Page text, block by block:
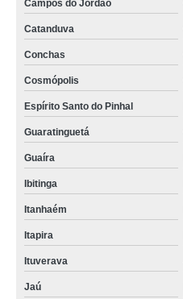
Campos do Jordão
Catanduva
Conchas
Cosmópolis
Espírito Santo do Pinhal
Guaratinguetá
Guaíra
Ibitinga
Itanhaém
Itapira
Ituverava
Jaú